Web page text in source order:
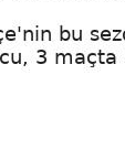
bu
3 maçta